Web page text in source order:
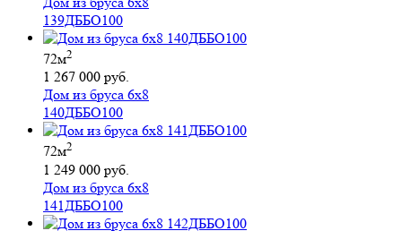
139ДББО100
72м2
1 267 000 руб.
Дом из бруса 6х8
140ДББО100
72м2
1 249 000 руб.
Дом из бруса 6х8
141ДББО100